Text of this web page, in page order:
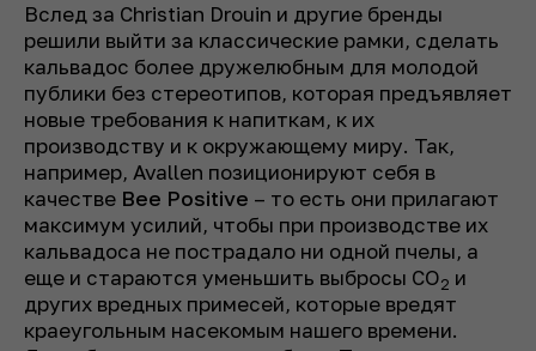
Вслед за Christian Drouin и другие бренды
решили выйти за классические рамки, сделать
кальвадос более дружелюбным для молодой
публики без стереотипов, которая предъявляет
новые требования к напиткам, к их
производству и к окружающему миру. Так,
например, Avallen позиционируют себя в
качестве Bee Positive – то есть они прилагают
максимум усилий, чтобы при производстве их
кальвадоса не пострадало ни одной пчелы, а
еще и стараются уменьшить выбросы СО2 и
других вредных примесей, которые вредят
краеугольным насекомым нашего времени.